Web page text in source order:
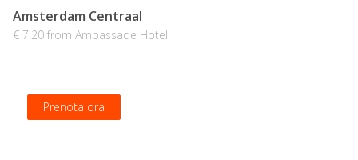
Prenota ora
Amsterdam Centraal
€ 7.20 from Ambassade Hotel
Prenota ora